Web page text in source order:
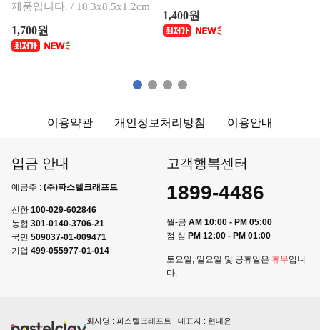
제품입니다. / 10.3x8.5x1.2cm
1,700원
1,400원
이용약관 개인정보처리방침 이용안내
입금 안내
예금주 : (주)파스텔크래프트
신한 100-029-602846
농협 301-0140-3706-21
국민 509037-01-009471
기업 499-055977-01-014
고객행복센터
1899-4486
월-금 AM 10:00 - PM 05:00
점 심 PM 12:00 - PM 01:00
토요일, 일요일 및 공휴일은 휴무입니
다.
회사명 : 파스텔크래프트 대표자 : 현대윤